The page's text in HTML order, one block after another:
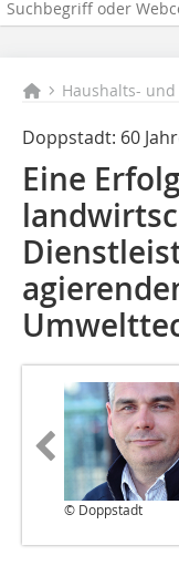
Haushalts-
Doppstadt: 60
Eine
© Doppstadt